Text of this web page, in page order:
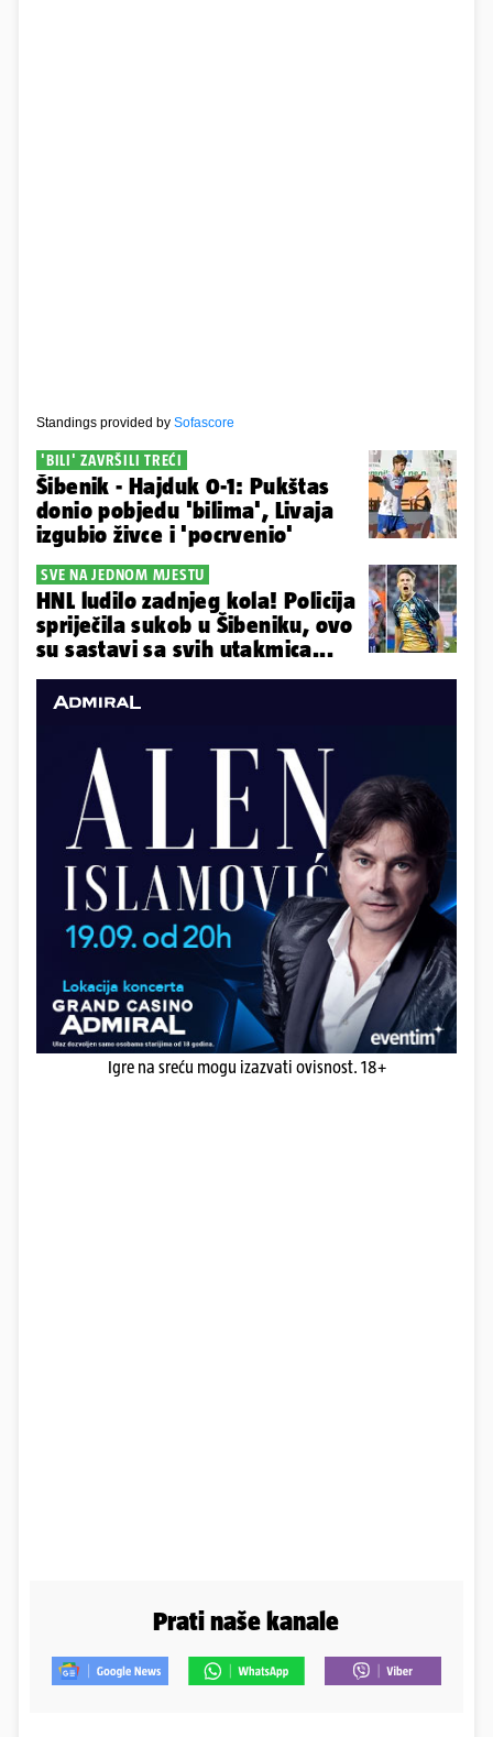
Standings provided by Sofascore
'BILI' ZAVRŠILI TREĆI
Šibenik - Hajduk 0-1: Pukštas
donio pobjedu 'bilima', Livaja
izgubio živce i 'pocrvenio'
SVE NA JEDNOM MJESTU
HNL ludilo zadnjeg kola! Policija
spriječila sukob u Šibeniku, ovo
su sastavi sa svih utakmica...
Igre na sreću mogu izazvati ovisnost. 18+
Prati naše kanale